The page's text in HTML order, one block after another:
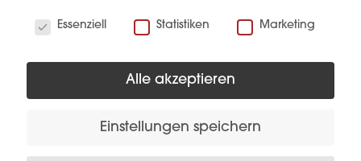
Diese Produkte könnten Sie auch
Essenziell
Statistiken Marketing
Alle akzeptieren
Einstellungen speichern